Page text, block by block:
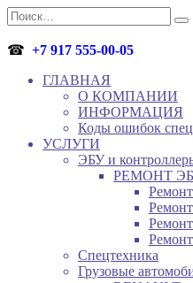
Перейти
к
содержанию
Search
for:
☎ +7 917 555-00-05
ГЛАВНАЯ
О КОМПАНИИ
ИНФОРМАЦИЯ
Коды ошибок
УСЛУГИ
ЭБУ и
РЕМОНТ
Спецтехника
Грузовые